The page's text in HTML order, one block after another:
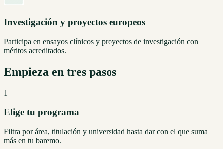
Investigación y proyectos europeos
Participa en ensayos clínicos y proyectos de investigación con
méritos acreditados.
Empieza en tres pasos
1
Elige tu programa
Filtra por área, titulación y universidad hasta dar con el que suma
más en tu baremo.